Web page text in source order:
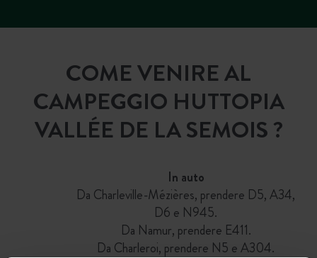
COME VENIRE AL
CAMPEGGIO HUTTOPIA
VALLÉE DE LA SEMOIS ?
In auto
Da Charleville-Mézières, prendere D5, A34,
D6 e N945.
Da Namur, prendere E411.
Da Charleroi, prendere N5 e A304.